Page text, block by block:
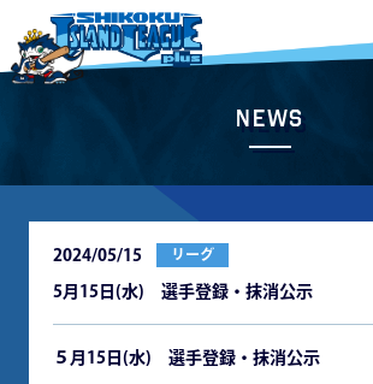
News
2024/05/15 リーグ
5月15日(水) 選手登録・抹消公示
５月15日(水) 選手登録・抹消公示